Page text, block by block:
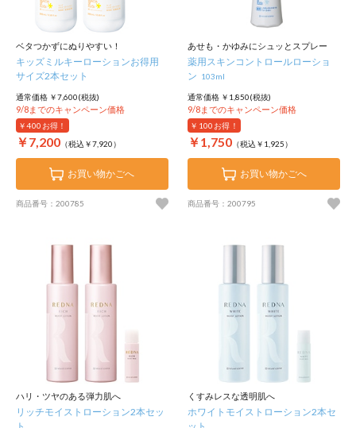
ベタつかずにぬりやすい！
キッズミルキーローションお得用
サイズ2本セット
通常価格 ￥7,600(税抜)
9/8までのキャンペーン価格
￥400 お得！
￥7,200 （税込￥7,920）
お買い物かごへ
商品番号：200785
あせも・かゆみにシュッとスプレー
薬用スキンコントロールローショ
ン 103ml
通常価格 ￥1,850(税抜)
9/8までのキャンペーン価格
￥100 お得！
￥1,750 （税込￥1,925）
お買い物かごへ
商品番号：200795
ハリ・ツヤのある弾力肌へ
リッチモイストローション2本セッ
くすみレスな透明肌へ
ホワイトモイストローション2本セ